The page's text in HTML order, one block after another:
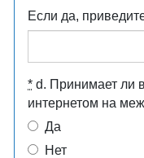
Если да,
* d. Принимает ли
интернетом на
Да
Нет